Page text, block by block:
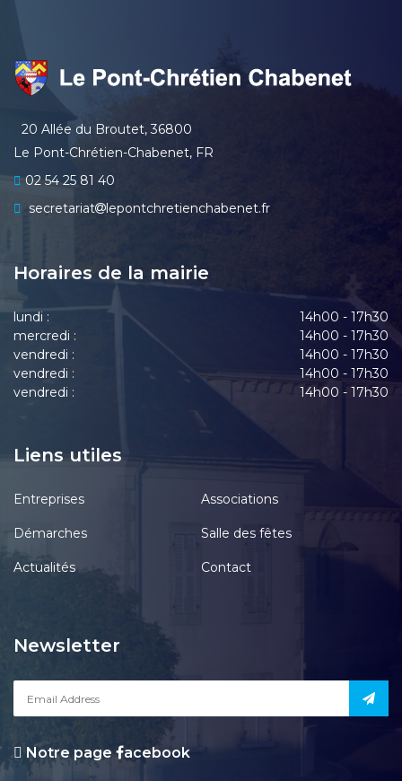
20 Allée du Broutet, 36800
Le Pont-Chrétien-Chabenet, FR
02 54 25 81 40
secretariat
lepontchretienchabenet.fr
Horaires de la mairie
lundi :
14h00 - 17h30
mercredi :
14h00 - 17h30
vendredi :
14h00 - 17h30
vendredi :
14h00 - 17h30
vendredi :
14h00 - 17h30
Liens utiles
Entreprises Associations
Démarches Salle des fêtes
Actualités Contact
Newsletter
Notre page acebook